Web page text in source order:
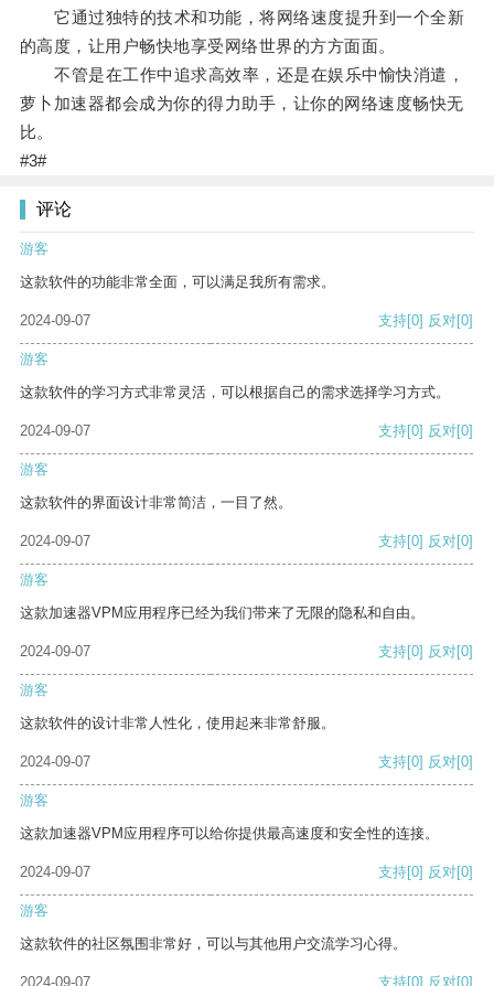
它通过独特的技术和功能，将网络速度提升到一个全新
的高度，让用户畅快地享受网络世界的方方面面。
不管是在工作中追求高效率，还是在娱乐中愉快消遣，
萝卜加速器都会成为你的得力助手，让你的网络速度畅快无
比。
#3#
评论
游客
这款软件的功能非常全面，可以满足我所有需求。
2024-09-07 支持[0] 反对[0]
游客
这款软件的学习方式非常灵活，可以根据自己的需求选择学习方式。
2024-09-07 支持[0] 反对[0]
游客
这款软件的界面设计非常简洁，一目了然。
2024-09-07 支持[0] 反对[0]
游客
这款加速器VPM应用程序已经为我们带来了无限的隐私和自由。
2024-09-07 支持[0] 反对[0]
游客
这款软件的设计非常人性化，使用起来非常舒服。
2024-09-07 支持[0] 反对[0]
游客
这款加速器VPM应用程序可以给你提供最高速度和安全性的连接。
2024-09-07 支持[0] 反对[0]
游客
这款软件的社区氛围非常好，可以与其他用户交流学习心得。
2024-09-07 支持[0] 反对[0]